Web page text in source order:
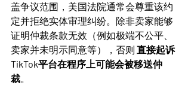
盖争议范围，美国法院通常会尊重该约
定并拒绝实体审理纠纷。除非卖家能够
证明仲裁条款无效（例如极端不公平、
卖家并未明示同意等），否则 直接起诉
TikTok平台在程序上可能会被移送仲
裁。